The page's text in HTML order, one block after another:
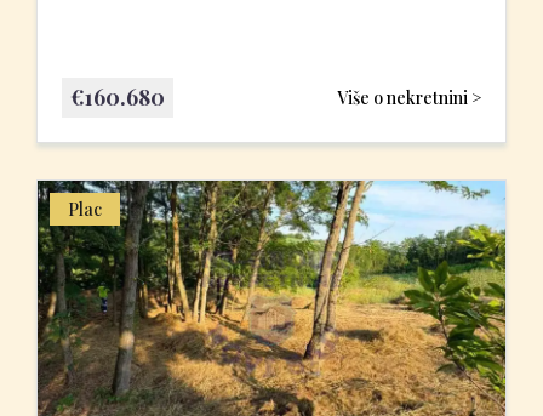
Više o nekretnini >
€160.680
Plac